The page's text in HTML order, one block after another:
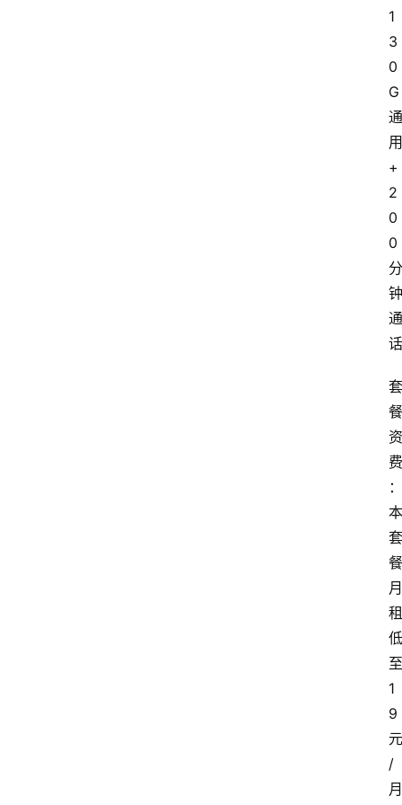
1
3
0
G
通
用
+
2
0
0
分
钟
通
话
套
餐
资
费
：
本
套
餐
月
租
低
至
1
9
元
/
月